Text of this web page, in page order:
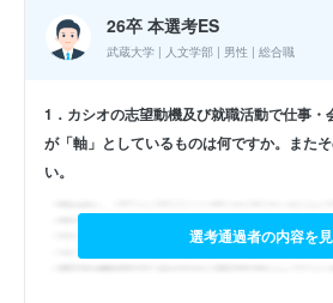
26卒 本選考ES
武蔵大学 | 人文学部 | 男性 | 総合職
1．カシオの志望動機及び就職活動で仕事・
が「軸」としているものは何ですか。また
い。
選考通過者の内容を